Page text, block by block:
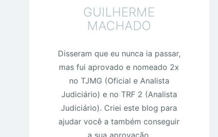
GUILHERME
MACHADO
Disseram que eu nunca ia passar,
mas fui aprovado e nomeado 2x
no TJMG (Oficial e Analista
Judiciário) e no TRF 2 (Analista
Judiciário). Criei este blog para
ajudar você a também conseguir